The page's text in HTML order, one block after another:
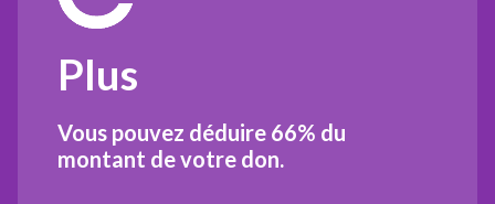
Plus
Vous pouvez déduire 66% du
montant de votre don.